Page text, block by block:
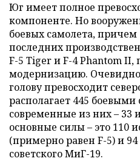
Юг имеет полное
компоненте. Но
боевых самолета, причем
последних
F-5 Tiger и F-4 Phantom
модернизацию.
голову превосходит
располагает 445
современные из них – 33
основные силы – это 110
(примерно равен F-5) и
советского МиГ-19.